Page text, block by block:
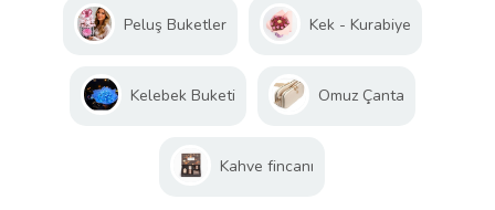
Peluş Buketler Kek - Kurabiye
Kelebek Buketi Omuz Çanta
Kahve fincanı